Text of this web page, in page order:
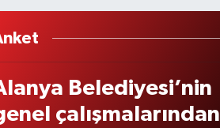
Belediyesi’nin
çalışmalarından